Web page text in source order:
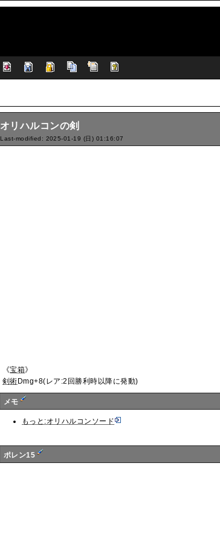
オリハルコンの剣
Last-modified: 2025-01-19 (日) 01:16:07
《宝箱》
剣術 Dmg+8(レア:2回勝利時以降に発動)
メモ
もっと:オリハルコンソード
ポレン15